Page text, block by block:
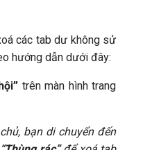
các tab dư không sử
hướng dẫn dưới đây:
trên màn hình trang
bạn di chuyển đến